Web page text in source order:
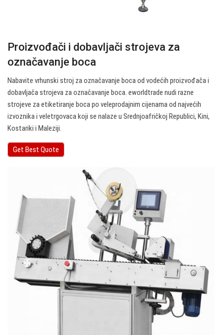
Proizvođači i dobavljači strojeva za
označavanje boca
Nabavite vrhunski stroj za označavanje boca od vodećih proizvođača i
dobavljača strojeva za označavanje boca. eworldtrade nudi razne
strojeve za etiketiranje boca po veleprodajnim cijenama od najvećih
izvoznika i veletrgovaca koji se nalaze u Srednjoafričkoj Republici, Kini,
Kostariki i Maleziji.
Get Best Quote